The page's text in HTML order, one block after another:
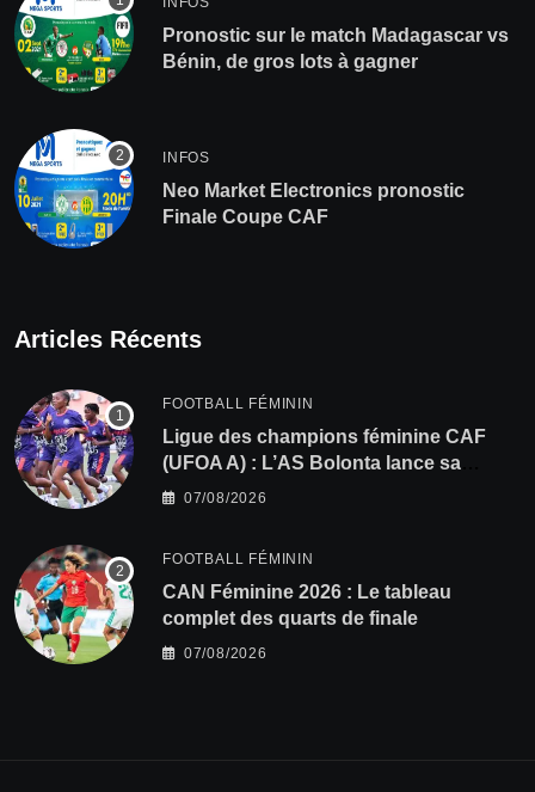
Pronostic sur le match Madagascar vs
Bénin, de gros lots à gagner
INFOS
Neo Market Electronics pronostic
Finale Coupe CAF
Articles Récents
FOOTBALL FÉMININ
Ligue des champions féminine CAF
(UFOA A) : L’AS Bolonta lance sa
conquête de l’Afrique en Gambie
07/08/2026
FOOTBALL FÉMININ
CAN Féminine 2026 : Le tableau
complet des quarts de finale
07/08/2026